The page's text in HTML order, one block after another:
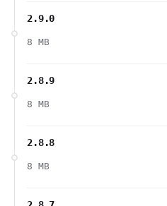
2.9.0
8 MB
2.8.9
8 MB
2.8.8
8 MB